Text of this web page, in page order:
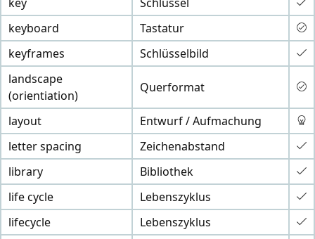
keyboard
Tastatur
keyframes
Schlüsselbild
landscape
(orientiation)
Querformat
layout
Entwurf / Aufmachung
letter spacing
Zeichenabstand
library
Bibliothek
life cycle
Lebenszyklus
lifecycle
Lebenszyklus